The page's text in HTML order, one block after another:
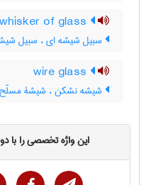
سبیل شیشه ای ، سبیل
شیشه نشکن ، شیشۀ
این واژه تخصصی را با